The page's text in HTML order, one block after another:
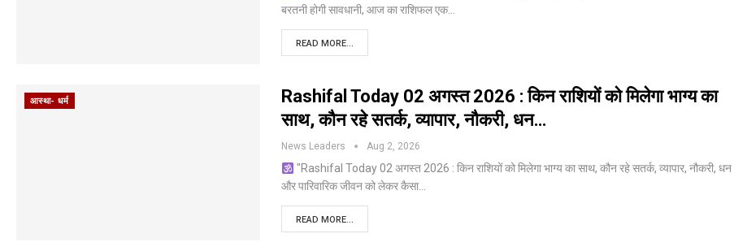
बरतनी होगी सावधानी, आज का राशिफल एक…
READ MORE...
आस्था- धर्म
Rashifal Today 02 अगस्त 2026 : किन राशियों को मिलेगा भाग्य का
साथ, कौन रहे सतर्क, व्यापार, नौकरी, धन…
News Leaders Aug 2, 2026
"Rashifal Today 02 अगस्त 2026 : किन राशियों को मिलेगा भाग्य का साथ, कौन रहे सतर्क, व्यापार, नौकरी, धन
और पारिवारिक जीवन को लेकर कैसा…
READ MORE...